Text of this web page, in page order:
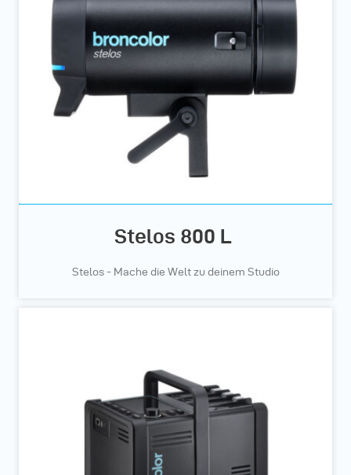
Stelos 800 L
Stelos - Mache die Welt zu deinem Studio